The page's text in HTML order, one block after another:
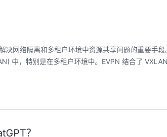
网络隔离和多租户环境中资源共享问题的重要手
中，特别是在多租户环境中。EVPN 结合了
？